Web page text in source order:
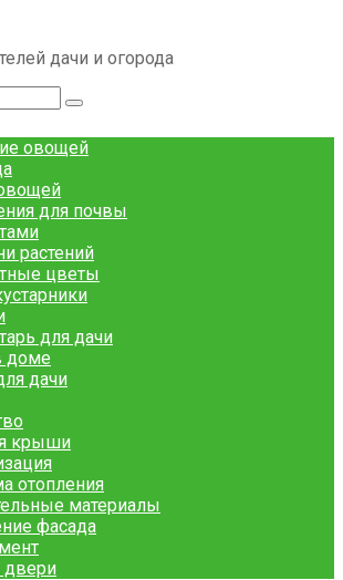
дачи и огорода
овощей
для почвы
растений
цветы
для дачи
доме
дачи
крыши
отопления
материалы
фасада
двери